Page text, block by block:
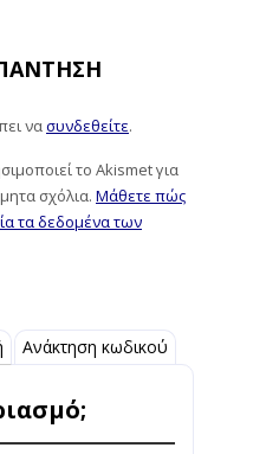
νασυνδεθείτε.
το Akismet για
σχόλια. Μάθετε πώς
τα δεδομένα των
Ανάκτηση κωδικού